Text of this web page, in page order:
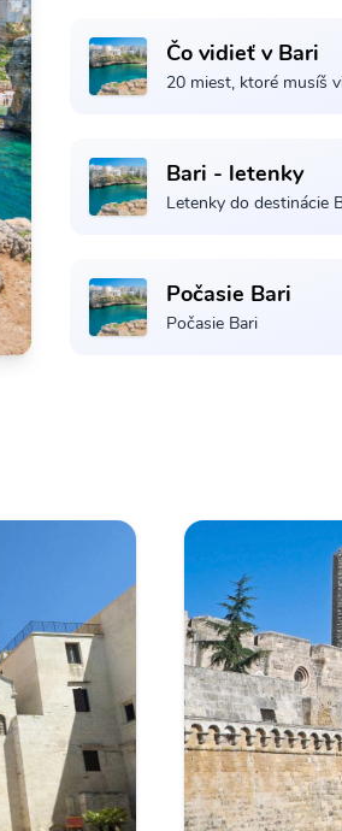
Čo vidieť v Bari
20 miest, ktoré musíš
Bari - letenky
Letenky do destinácie
Počasie Bari
Počasie Bari